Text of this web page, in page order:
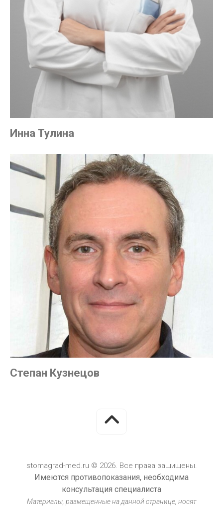
Инна Тулина
Степан Кузнецов
stomagrad-med.ru © 2026. Все права защищены.
Имеются противопоказания, необходима
консультация специалиста
Материалы, размещенные на данной странице, носят